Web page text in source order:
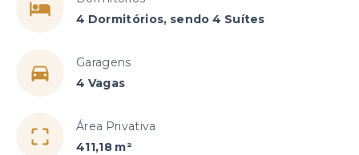
4 Dormitórios, sendo 4 Suítes
Garagens
4 Vagas
Área Privativa
411,18 m²